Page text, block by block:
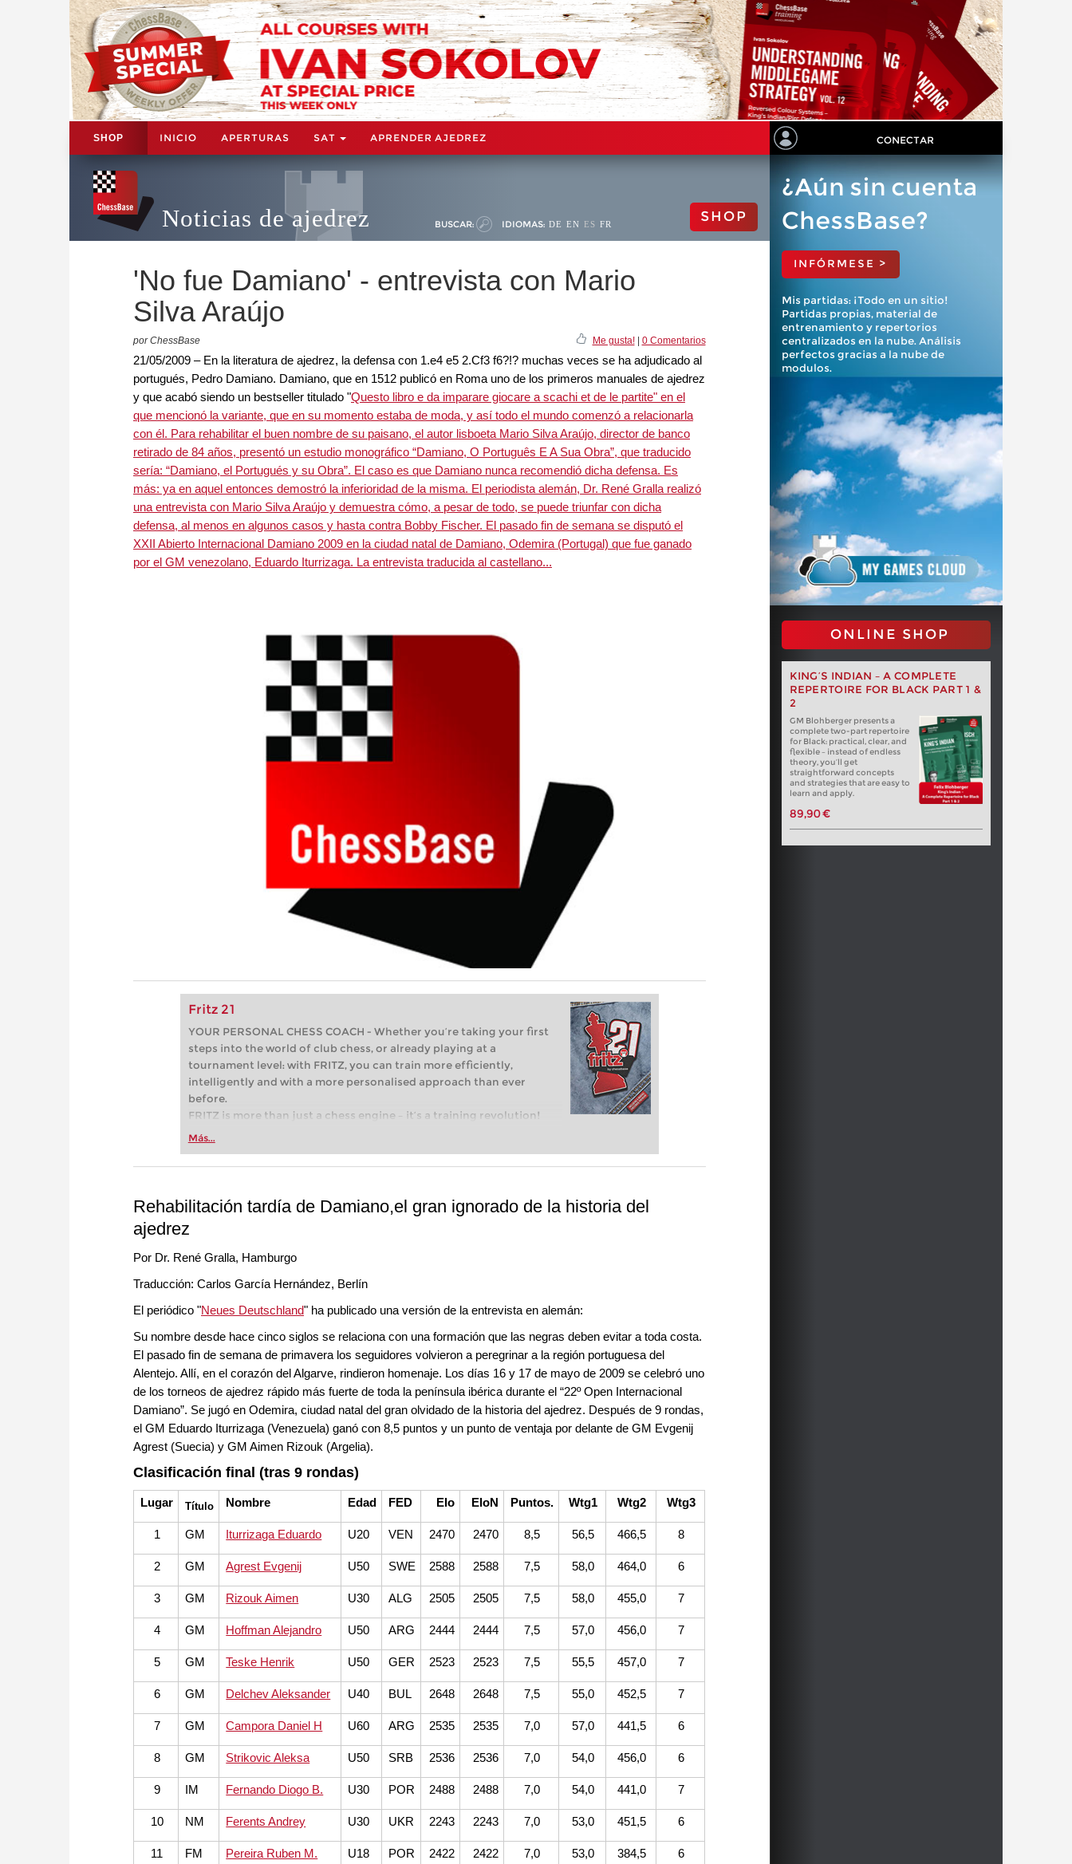
SHOP INICIO APERTURAS SAT APRENDER AJEDREZ CONECTAR
Noticias de ajedrez BUSCAR: IDIOMAS: DE EN ES FR SHOP
'No fue Damiano' - entrevista con Mario
Silva Araújo
por ChessBase Me gusta!| 0 Comentarios
21/05/2009 – En la literatura de ajedrez, la defensa con 1.e4 e5 2.Cf3 f6?!? muchas veces se ha adjudicado al
portugués, Pedro Damiano. Damiano, que en 1512 publicó en Roma uno de los primeros manuales de ajedrez
y que acabó siendo un bestseller titulado "Questo libro e da imparare giocare a scachi et de le partite" en el
que mencionó la variante, que en su momento estaba de moda, y así todo el mundo comenzó a relacionarla
con él. Para rehabilitar el buen nombre de su paisano, el autor lisboeta Mario Silva Araújo, director de banco
retirado de 84 años, presentó un estudio monográfico “Damiano, O Português E A Sua Obra”, que traducido
sería: “Damiano, el Portugués y su Obra”. El caso es que Damiano nunca recomendió dicha defensa. Es
más: ya en aquel entonces demostró la inferioridad de la misma. El periodista alemán, Dr. René Gralla realizó
una entrevista con Mario Silva Araújo y demuestra cómo, a pesar de todo, se puede triunfar con dicha
defensa, al menos en algunos casos y hasta contra Bobby Fischer. El pasado fin de semana se disputó el
XXII Abierto Internacional Damiano 2009 en la ciudad natal de Damiano, Odemira (Portugal) que fue ganado
por el GM venezolano, Eduardo Iturrizaga. La entrevista traducida al castellano...
Fritz 21
YOUR PERSONAL CHESS COACH - Whether you’re taking your first
steps into the world of club chess, or already playing at a
tournament level: with FRITZ, you can train more efficiently,
intelligently and with a more personalised approach than ever
before.
FRITZ is more than just a chess engine – it’s a training revolution!
Whether you’re taking your first steps into the world of club chess,
more efficiently, intelligently and with a more personalised
Más...
¿Aún sin cuenta
ChessBase?
INFÓRMESE >
Mis partidas: ¡Todo en un sitio!
Partidas propias, material de
entrenamiento y repertorios
centralizados en la nube. Análisis
perfectos gracias a la nube de
modulos.
ONLINE SHOP
KING’S INDIAN – A COMPLETE
REPERTOIRE FOR BLACK PART 1 &
2
GM Blohberger presents a
complete two-part repertoire
for Black: practical, clear, and
flexible – instead of endless
theory, you’ll get
straightforward concepts
and strategies that are easy to
learn and apply.
89,90 €
Rehabilitación tardía de Damiano,el gran ignorado de la historia del
ajedrez
Por Dr. René Gralla, Hamburgo
Traducción: Carlos García Hernández, Berlín
El periódico "Neues Deutschland" ha publicado una versión de la entrevista en alemán:
Su nombre desde hace cinco siglos se relaciona con una formación que las negras deben evitar a toda costa.
El pasado fin de semana de primavera los seguidores volvieron a peregrinar a la región portuguesa del
Alentejo. Allí, en el corazón del Algarve, rindieron homenaje. Los días 16 y 17 de mayo de 2009 se celebró uno
de los torneos de ajedrez rápido más fuerte de toda la península ibérica durante el “22º Open Internacional
Damiano”. Se jugó en Odemira, ciudad natal del gran olvidado de la historia del ajedrez. Después de 9 rondas,
el GM Eduardo Iturrizaga (Venezuela) ganó con 8,5 puntos y un punto de ventaja por delante de GM Evgenij
Agrest (Suecia) y GM Aimen Rizouk (Argelia).
Clasificación final (tras 9 rondas)
Lugar Título Nombre Edad FED Elo EloN Puntos. Wtg1 Wtg2 Wtg3
1 GM Iturrizaga Eduardo U20 VEN 2470 2470 8,5 56,5 466,5 8
2 GM Agrest Evgenij U50 SWE 2588 2588 7,5 58,0 464,0 6
3 GM Rizouk Aimen U30 ALG 2505 2505 7,5 58,0 455,0 7
4 GM Hoffman Alejandro U50 ARG 2444 2444 7,5 57,0 456,0 7
5 GM Teske Henrik U50 GER 2523 2523 7,5 55,5 457,0 7
6 GM Delchev Aleksander U40 BUL 2648 2648 7,5 55,0 452,5 7
7 GM Campora Daniel H U60 ARG 2535 2535 7,0 57,0 441,5 6
8 GM Strikovic Aleksa U50 SRB 2536 2536 7,0 54,0 456,0 6
9 IM Fernando Diogo B. U30 POR 2488 2488 7,0 54,0 441,0 7
10 NM Ferents Andrey U30 UKR 2243 2243 7,0 53,0 451,5 6
11 FM Pereira Ruben M. U18 POR 2422 2422 7,0 53,0 384,5 6